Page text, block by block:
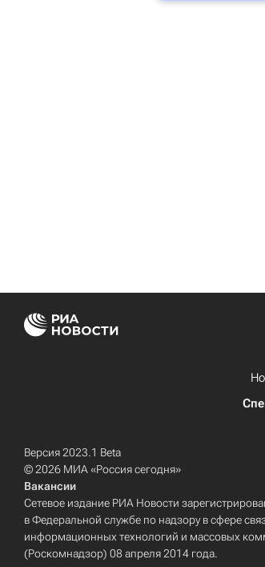
Версия 2023.1 Beta
© 2026 МИА «Россия сегодня»
Вакансии
Сетевое издание РИА Новости
в Федеральной службе по надзору в сфере
информационных технологий и массовых
(Роскомнадзор) 08 апреля 2014 года.